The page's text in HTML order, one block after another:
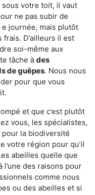
votre toit, il vaut
ne pas subir de
journée, mais plutôt
D’ailleurs il est
soi-même aux
tâche à des
de guêpes. Nous nous
pour que vous
et que c’est plutôt
vous, les spécialistes,
pour la biodiversité
votre région pour qu’il
abeilles quelle que
l’une des raisons pour
comme nous
ou des abeilles et si